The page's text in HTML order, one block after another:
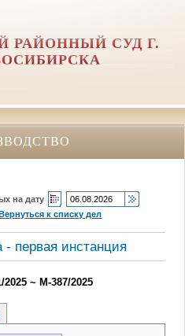
РАЙОННЫЙ СУД Г.
на дату
к списку дел
- первая инстанция
~ М-387/2025